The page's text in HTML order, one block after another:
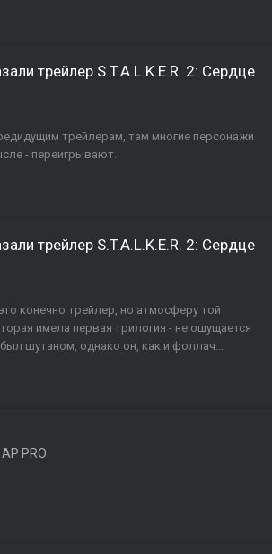
трейлер S.T.A.L.K.E.R. 2: Сердце
трейлерам, там многие персонажи
- переигрывают.
трейлер S.T.A.L.K.E.R. 2: Сердце
конечно трейлер, но атмосферу той
имела первая трилогия - не ощущается
шутаном, однако он, как и фоллач...
PRO